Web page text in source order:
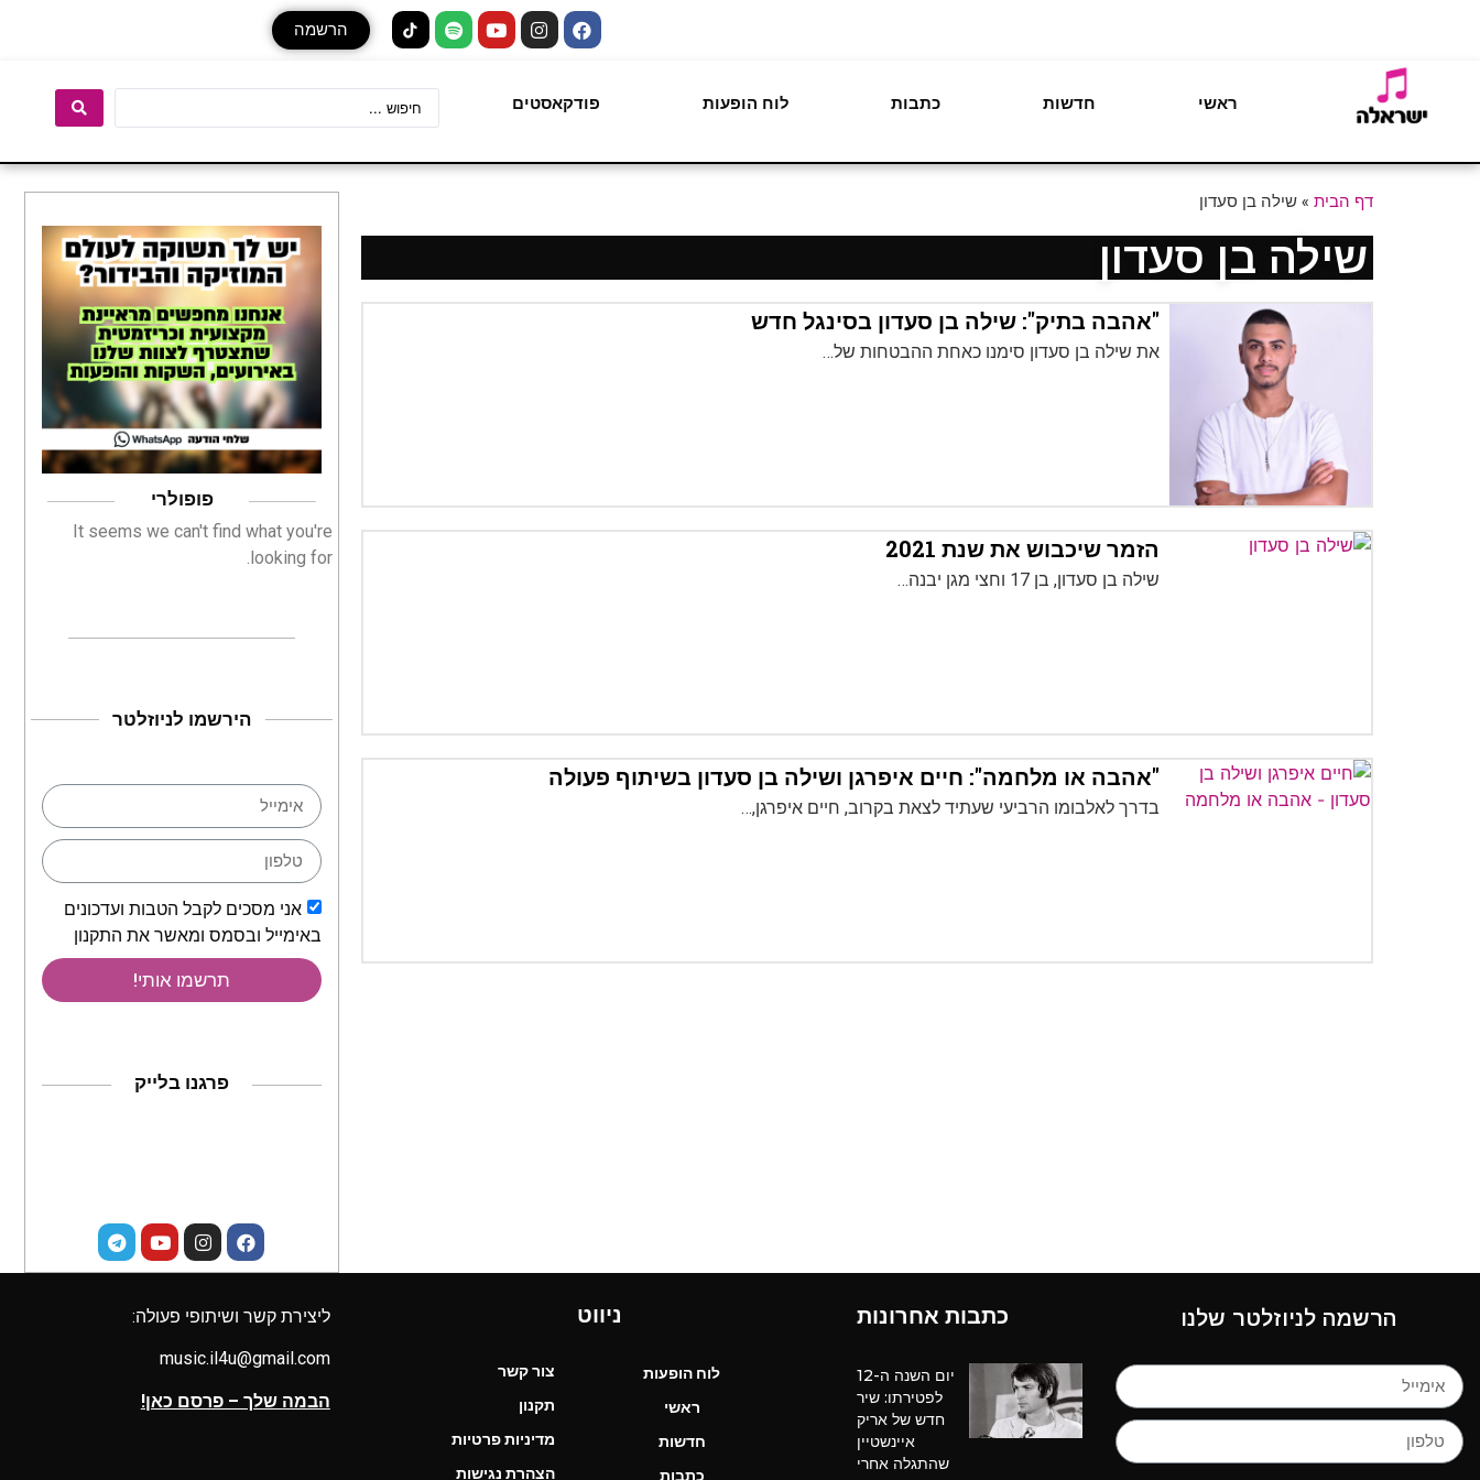
הרשמה
ראשי חדשות כתבות לוח הופעות פודקאסטים
דף הבית » שילה בן סעדון
שילה בן סעדון
"אהבה בתיק": שילה בן סעדון בסינגל חדש
את שילה בן סעדון סימנו כאחת ההבטחות של…
הזמר שיכבוש את שנת 2021
שילה בן סעדון, בן 17 וחצי מגן יבנה…
"אהבה או מלחמה": חיים איפרגן ושילה בן סעדון בשיתוף פעולה
בדרך לאלבומו הרביעי שעתיד לצאת בקרוב, חיים איפרגן,…
פופולרי
It seems we can't find what you're
looking for.
הירשמו לניוזלטר
אני מסכים לקבל הטבות ועדכונים
באימייל ובסמס ומאשר את התקנון
תרשמו אותי!
פרגנו בלייק
הרשמה לניוזלטר שלנו כתבות אחרונות
יום השנה ה-12
לפטירתו: שיר
חדש של אריק
איינשטיין
שהתגלה אחרי
ניווט
לוח הופעות
ראשי
חדשות
כתבות
צור קשר
תקנון
מדיניות פרטיות
הצהרת נגישות
ליצירת קשר ושיתופי פעולה:
music.il4u@gmail.com
הבמה שלך – פרסם כאן!